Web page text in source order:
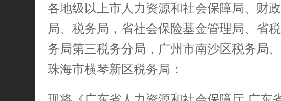
各地级以上市人力资源和社会保障局、财政
局、税务局，省社会保险基金管理局、省税
务局第三税务分局，广州市南沙区税务局、
珠海市横琴新区税务局：